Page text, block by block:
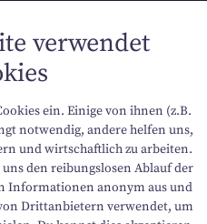
verwendet
ein. Einige von ihnen (z.B.
notwendig, andere helfen uns,
und wirtschaftlich zu arbeiten.
den reibungslosen Ablauf der
Informationen anonym aus und
Drittanbietern verwendet, um